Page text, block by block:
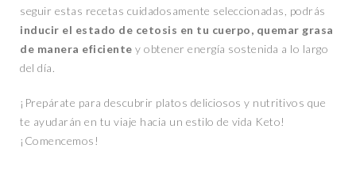
seguir estas recetas cuidadosamente seleccionadas, podrás
inducir el estado de cetosis en tu cuerpo, quemar grasa
de manera eficiente y obtener energía sostenida a lo largo
del día.
¡Prepárate para descubrir platos deliciosos y nutritivos que
te ayudarán en tu viaje hacia un estilo de vida Keto!
¡Comencemos!